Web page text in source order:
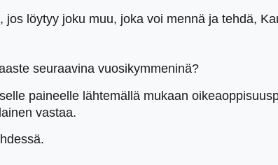
löytyy joku muu, joka voi mennä ja tehdä,
seuraavina vuosikymmeninä?
paineelle lähtemällä mukaan
vastaa.